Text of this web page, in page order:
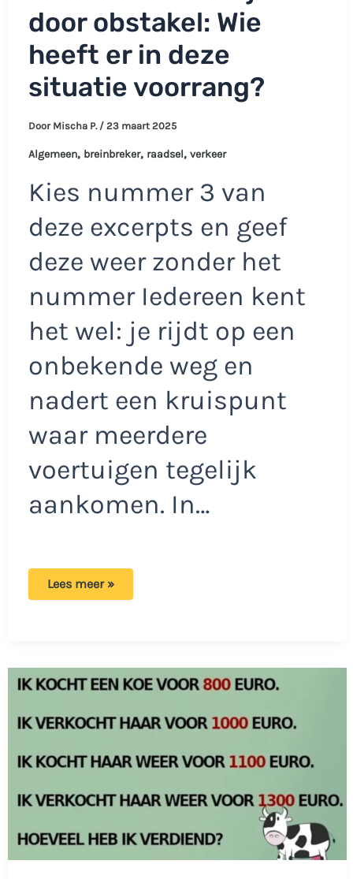
door obstakel: Wie
heeft er in deze
situatie voorrang?
Door Mischa P. / 23 maart 2025
Algemeen, breinbreker, raadsel, verkeer
Kies nummer 3 van
deze excerpts en geef
deze weer zonder het
nummer Iedereen kent
het wel: je rijdt op een
onbekende weg en
nadert een kruispunt
waar meerdere
voertuigen tegelijk
aankomen. In…
Lastig
verkeersraadseltje
in
deze
Lees meer »